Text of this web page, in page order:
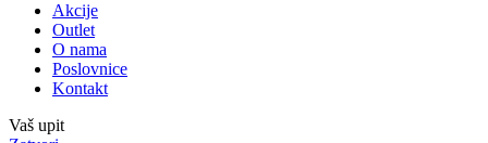
Akcije
Outlet
O nama
Poslovnice
Kontakt
Vaš upit